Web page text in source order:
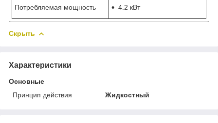
Потребляемая мощность 4.2 кВт
Скрыть
Характеристики
Основные
Принцип действия
Жидкостный